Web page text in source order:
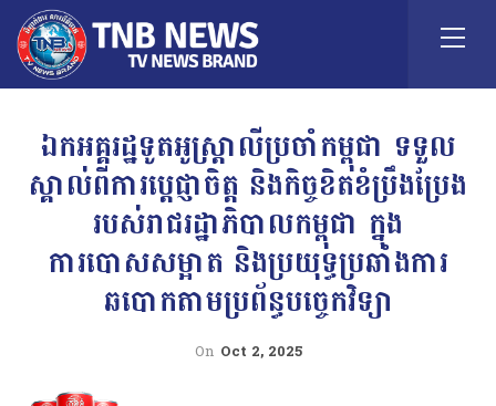
ឯកអគ្គរដ្ឋទូតអូស្រ្តាលីប្រចាំកម្ពុជា ទទួល
ស្គាល់ពីការប្តេជ្ញាចិត្ត និងកិច្ចខិតខំប្រឹងប្រែង
របស់រាជរដ្ឋាភិបាលកម្ពុជា ក្នុង
ការបោសសម្អាត និងប្រយុទ្ធប្រឆាំងការ
ឆបោកតាមប្រព័ន្ធបច្ចេកវិទ្យា
On Oct 2, 2025